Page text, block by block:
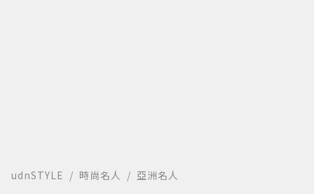
udnSTYLE 時尚名人 亞洲名人